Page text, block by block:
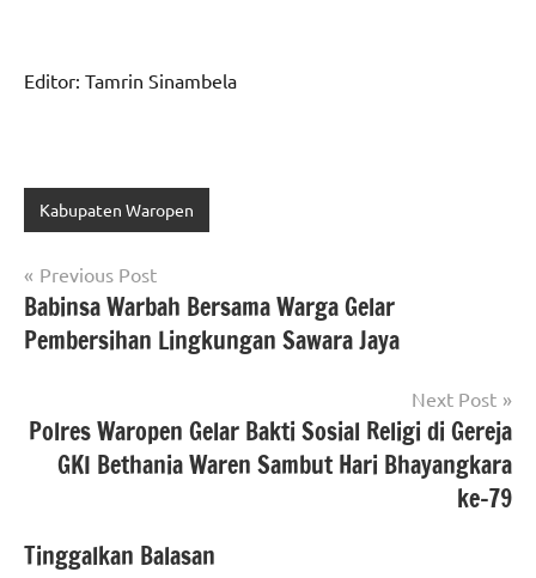
Editor: Tamrin Sinambela
Kabupaten Waropen
Navigasi
pos
Previous Post
Babinsa Warbah Bersama Warga Gelar
Pembersihan Lingkungan Sawara Jaya
Next Post
Polres Waropen Gelar Bakti Sosial Religi di Gereja
GKI Bethania Waren Sambut Hari Bhayangkara
ke-79
Tinggalkan Balasan